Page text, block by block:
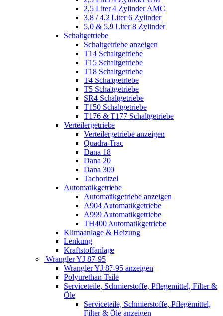
2,5 Liter 4 Zylinder AMC
3,8 / 4,2 Liter 6 Zylinder
5,0 & 5,9 Liter 8 Zylinder
Schaltgetriebe
Schaltgetriebe anzeigen
T14 Schaltgetriebe
T15 Schaltgetriebe
T18 Schaltgetriebe
T4 Schaltgetriebe
T5 Schaltgetriebe
SR4 Schaltgetriebe
T150 Schaltgetriebe
T176 & T177 Schaltgetriebe
Verteilergetriebe
Verteilergetriebe anzeigen
Quadra-Trac
Dana 18
Dana 20
Dana 300
Tachoritzel
Automatikgetriebe
Automatikgetriebe anzeigen
A904 Automatikgetriebe
A999 Automatikgetriebe
TH400 Automatikgetriebe
Klimaanlage & Heizung
Lenkung
Kraftstoffanlage
Wrangler YJ 87-95
Wrangler YJ 87-95 anzeigen
Polyurethan Teile
Serviceteile, Schmierstoffe, Pflegemittel, Filter &
Öle
Serviceteile, Schmierstoffe, Pflegemittel,
Filter & Öle anzeigen